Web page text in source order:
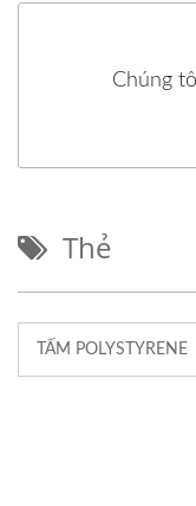
Chúng
Thẻ
TẤM POLYSTYRENE